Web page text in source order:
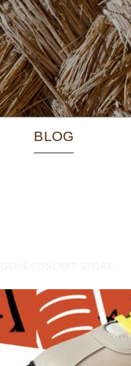
BLOG